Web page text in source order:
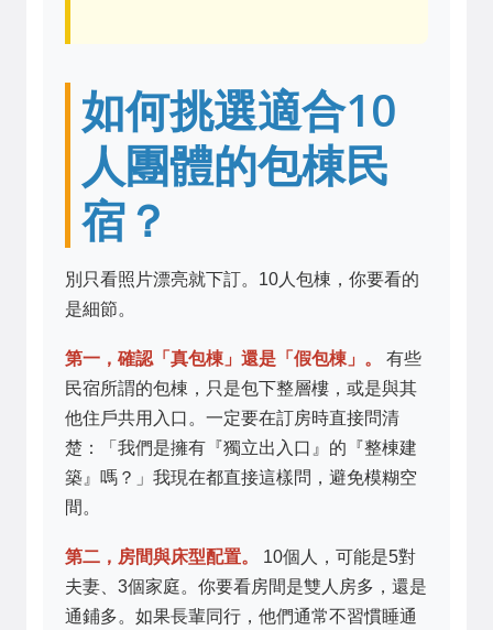
如何挑選適合10
人團體的包棟民
宿？
別只看照片漂亮就下訂。10人包棟，你要看的
是細節。
第一，確認「真包棟」還是「假包棟」。
有些
民宿所謂的包棟，只是包下整層樓，或是與其
他住戶共用入口。一定要在訂房時直接問清
楚：「我們是擁有『獨立出入口』的『整棟建
築』嗎？」我現在都直接這樣問，避免模糊空
間。
第二，房間與床型配置。
10個人，可能是5對
夫妻、3個家庭。你要看房間是雙人房多，還是
通鋪多。如果長輩同行，他們通常不習慣睡通